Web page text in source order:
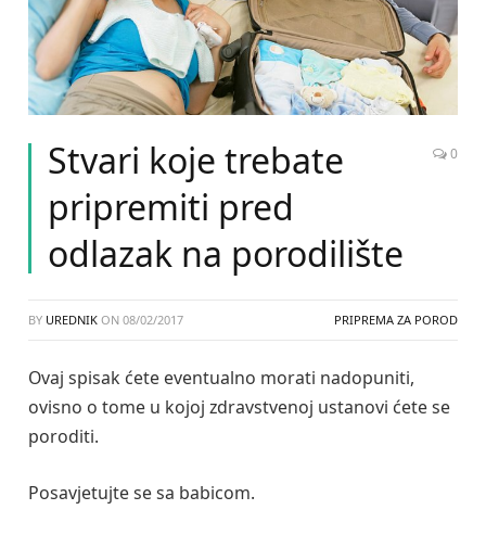
Stvari koje trebate
pripremiti pred
odlazak na porodilište
0
BY UREDNIK ON 08/02/2017 PRIPREMA ZA POROD
Ovaj spisak ćete eventualno morati nadopuniti,
ovisno o tome u kojoj zdravstvenoj ustanovi ćete se
poroditi.
Posavjetujte se sa babicom.